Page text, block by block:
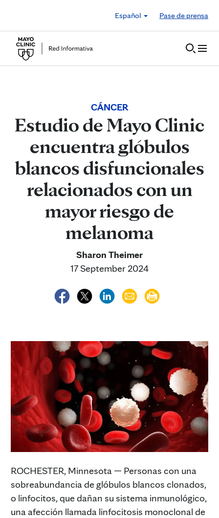
Español
Pase de prensa
CÁNCER
Estudio de Mayo Clinic
encuentra glóbulos
blancos disfuncionales
relacionados con un
mayor riesgo de
melanoma
Sharon Theimer
17 September 2024
ROCHESTER, Minnesota — Personas con una
sobreabundancia de glóbulos blancos clonados,
o linfocitos, que dañan su sistema inmunológico,
una afección llamada linfocitosis monoclonal de